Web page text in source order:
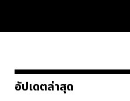
อัปเดตล่าสุด